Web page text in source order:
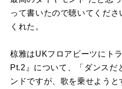
って書いたので聴いてくだ
くれた。
椋雅はUKフロアビーツにト
Pt.2』について、「ダンスだ
ンドですが、歌を乗せようと